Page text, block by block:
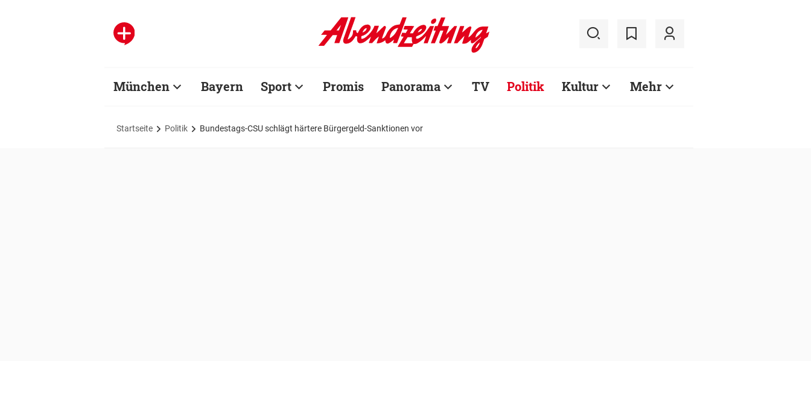
München Bayern Sport Promis Panorama TV Politik Kultur Mehr
Startseite Politik Bundestags-CSU schlägt härtere Bürgergeld-Sanktionen vor